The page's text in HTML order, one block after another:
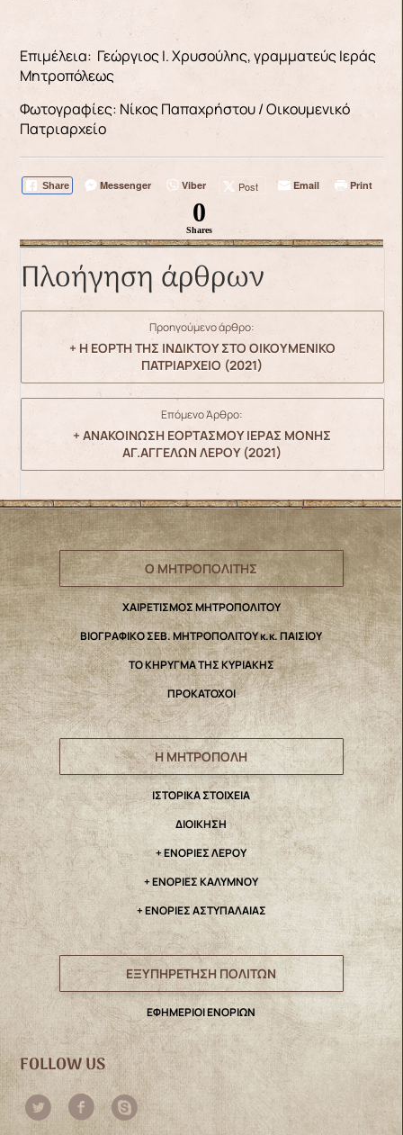
Επιμέλεια: Γεώργιος Ι. Χρυσούλης, γραμματεύς Ιεράς
Μητροπόλεως
Φωτογραφίες: Νίκος Παπαχρήστου / Οικουμενικό
Πατριαρχείο
Share Messenger Viber Post Email Print
0
Shares
Πλοήγηση άρθρων
Προηγούμενο άρθρο:
+ Η ΕΟΡΤΗ ΤΗΣ ΙΝΔΙΚΤΟΥ ΣΤΟ ΟΙΚΟΥΜΕΝΙΚΟ
ΠΑΤΡΙΑΡΧΕΙΟ (2021)
Επόμενο Άρθρο:
+ ΑΝΑΚΟΙΝΩΣΗ ΕΟΡΤΑΣΜΟΥ ΙΕΡΑΣ ΜΟΝΗΣ
ΑΓ.ΑΓΓΕΛΩΝ ΛΕΡΟΥ (2021)
Ο ΜΗΤΡΟΠΟΛΙΤΗΣ
ΧΑΙΡΕΤΙΣΜΟΣ ΜΗΤΡΟΠΟΛΙΤΟΥ
ΒΙΟΓΡΑΦΙΚΟ ΣΕΒ. ΜΗΤΡΟΠΟΛΙΤΟΥ κ.κ. ΠΑΙΣΙΟΥ
ΤΟ ΚΗΡΥΓΜΑ ΤΗΣ ΚΥΡΙΑΚΗΣ
ΠΡΟΚΑΤΟΧΟΙ
Η ΜΗΤΡΟΠΟΛΗ
IΣΤΟΡΙΚΑ ΣΤΟΙΧΕΙΑ
ΔΙΟΙΚΗΣΗ
+ ΕΝΟΡΙΕΣ ΛΕΡΟΥ
+ ΕΝΟΡΙΕΣ ΚΑΛΥΜΝΟΥ
+ ΕΝΟΡΙΕΣ ΑΣΤΥΠΑΛΑΙΑΣ
ΕΞΥΠΗΡΕΤΗΣΗ ΠΟΛΙΤΩΝ
ΕΦΗΜΕΡΙΟΙ ΕΝΟΡΙΩΝ
FOLLOW US